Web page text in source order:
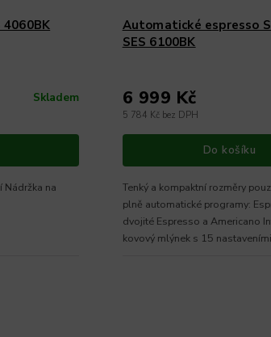
4060BK
Skladem
Nádržka na
Automatické espresso
SES 6100BK
5 784 Kč bez DPH
6 999 Kč
Do košíku
Tenký a kompaktní rozměry
plně automatické programy:
dvojité Espresso a Americano
kovový mlýnek s 15